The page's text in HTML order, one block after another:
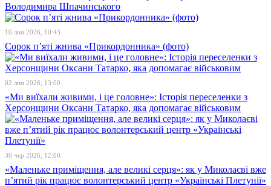
Володимира Шпачинського
10 лип 2026, 10:43
Сорок п’яті жнива «Прикордонника» (фото)
02 лип 2026, 13:00
«Ми виїхали живими, і це головне»: Історія переселенки з
Херсонщини Оксани Татарко, яка допомагає військовим
30 чер 2026, 12:00
«Маленьке приміщення, але великі серця»: як у Миколаєві вже
п’ятий рік працює волонтерський центр «Українські Плетунії»